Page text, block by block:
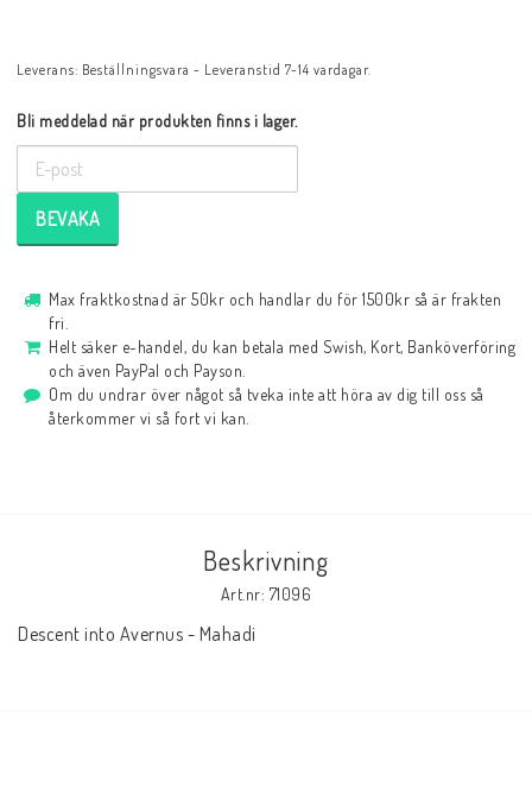
Leverans: Beställningsvara - Leveranstid 7-14 vardagar.
Bli meddelad när produkten finns i lager.
BEVAKA
Max fraktkostnad är 50kr och handlar du för 1500kr så är frakten
fri.
Helt säker e-handel, du kan betala med Swish, Kort, Banköverföring
och även PayPal och Payson.
Om du undrar över något så tveka inte att höra av dig till oss så
återkommer vi så fort vi kan.
Beskrivning
Art.nr: 71096
Descent into Avernus - Mahadi